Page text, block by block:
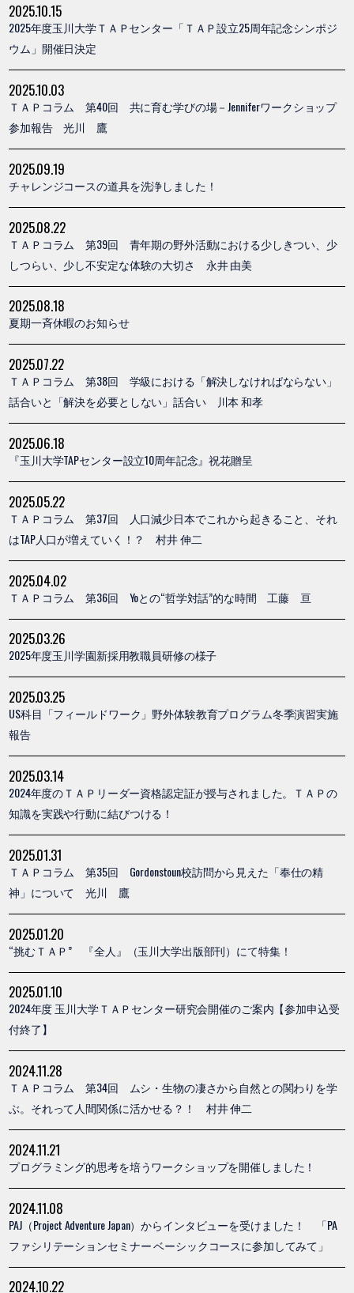
2025.10.15
2025年度玉川大学ＴＡＰセンター「ＴＡＰ設立25周年記念シンポジ
ウム」開催日決定
2025.10.03
ＴＡＰコラム 第40回 共に育む学びの場－Jenniferワークショップ
参加報告 光川 鷹
2025.09.19
チャレンジコースの道具を洗浄しました！
2025.08.22
ＴＡＰコラム 第39回 青年期の野外活動における少しきつい、少
しつらい、少し不安定な体験の大切さ 永井 由美
2025.08.18
夏期一斉休暇のお知らせ
2025.07.22
ＴＡＰコラム 第38回 学級における「解決しなければならない」
話合いと「解決を必要としない」話合い 川本 和孝
2025.06.18
『玉川大学TAPセンター設立10周年記念』祝花贈呈
2025.05.22
ＴＡＰコラム 第37回 人口減少日本でこれから起きること、それ
はTAP人口が増えていく！？ 村井 伸二
2025.04.02
ＴＡＰコラム 第36回 Yoとの“哲学対話”的な時間 工藤 亘
2025.03.26
2025年度玉川学園新採用教職員研修の様子
2025.03.25
US科目「フィールドワーク」野外体験教育プログラム冬季演習実施
報告
2025.03.14
2024年度のＴＡＰリーダー資格認定証が授与されました。ＴＡＰの
知識を実践や行動に結びつける！
2025.01.31
ＴＡＰコラム 第35回 Gordonstoun校訪問から見えた「奉仕の精
神」について 光川 鷹
2025.01.20
“挑むＴＡＰ” 『全人』（玉川大学出版部刊）にて特集！
2025.01.10
2024年度 玉川大学ＴＡＰセンター研究会開催のご案内【参加申込受
付終了】
2024.11.28
ＴＡＰコラム 第34回 ムシ・生物の凄さから自然との関わりを学
ぶ。それって人間関係に活かせる？！ 村井 伸二
2024.11.21
プログラミング的思考を培うワークショップを開催しました！
2024.11.08
PAJ（Project Adventure Japan）からインタビューを受けました！ 「PA
ファシリテーションセミナー ベーシックコースに参加してみて」
2024.10.22